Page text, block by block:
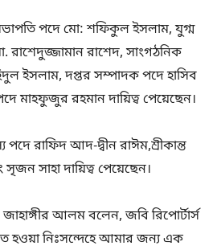
পদে মো: শফিকুল ইসলাম, যুগ্ম
রাশেদুজ্জামান রাশেদ, সাংগঠনিক
ইসলাম, দপ্তর সম্পাদক পদে হাসিব
মাহফুজুর রহমান দায়িত্ব পেয়েছেন।
পদে রাফিদ আদ-দ্বীন রাঈম,শ্রীকান্ত
সাহা দায়িত্ব পেয়েছেন।
আলম বলেন, জবি রিপোর্টার্স
হওয়া নিঃসন্দেহে আমার জন্য এক